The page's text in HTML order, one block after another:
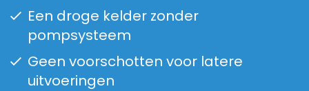
Een droge kelder zonder
pompsysteem
Geen voorschotten voor latere
uitvoeringen